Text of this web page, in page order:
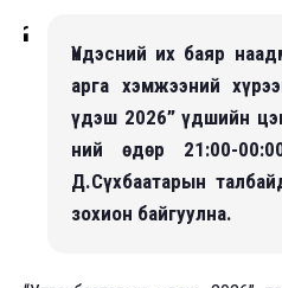
Үндэсний их баяр
арга хэмжээний
үдэш 2026” үдшийн
ний өдөр 21:00-
Д.Сүхбаатарын
зохион байгуулна.